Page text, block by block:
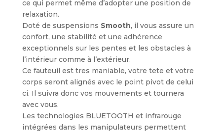
ce qui permet même d’adopter une position de
relaxation.
Doté de suspensions Smooth, il vous assure un
confort, une stabilité et une adhérence
exceptionnels sur les pentes et les obstacles à
l’intérieur comme à l’extérieur.
Ce fauteuil est tres maniable, votre tete et votre
corps seront alignés avec le point pivot de celui
ci. Il suivra donc vos mouvements et tournera
avec vous.
Les technologies BLUETOOTH et infrarouge
intégrées dans les manipulateurs permettent